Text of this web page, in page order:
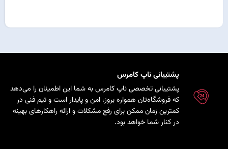
پشتیبانی ناپ کامرس
پشتیبانی تخصصی ناپ کامرس به شما این اطمینان را می‌دهد
که فروشگاه‌تان همواره بروز، امن و پایدار است و تیم فنی در
کمترین زمان ممکن برای رفع مشکلات و ارائه راهکارهای بهینه
در کنار شما خواهد بود.